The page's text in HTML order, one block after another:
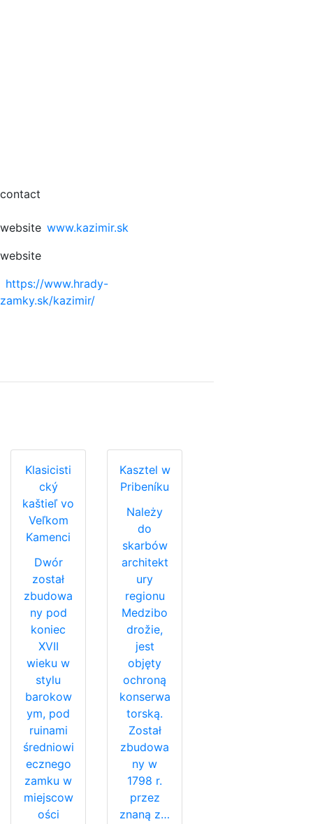
contact
website www.kazimir.sk
website
https://www.hrady-
zamky.sk/kazimir/
Klasicisti
cký
kaštieľ vo
Veľkom
Kamenci
Dwór
został
zbudowa
ny pod
koniec
XVII
wieku w
stylu
barokow
ym, pod
ruinami
średniowi
ecznego
zamku w
miejscow
ości
Kasztel w
Pribeníku
Należy
do
skarbów
architekt
ury
regionu
Medzibo
drožie,
jest
objęty
ochroną
konserwa
torską.
Został
zbudowa
ny w
1798 r.
przez
znaną z…